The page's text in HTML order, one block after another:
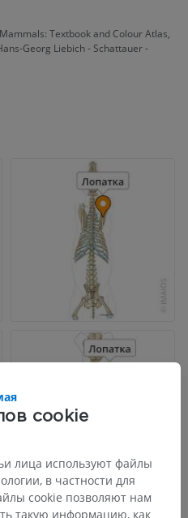
Textbook and Colour Atlas,
Georg Liebich - Schattauer -
cookie
лица используют файлы
в частности для
cookie позволяют нам
такую информацию, как